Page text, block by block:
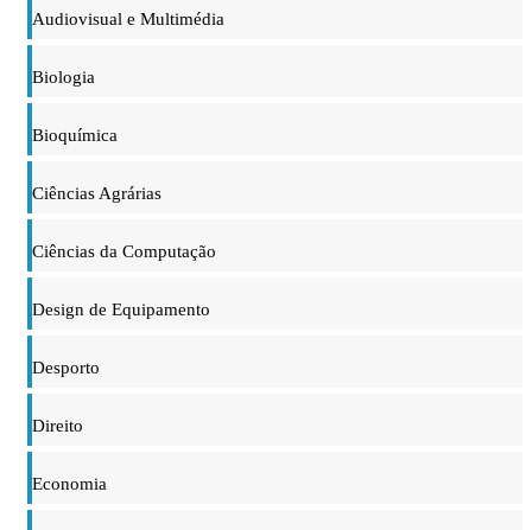
Audiovisual e Multimédia
Biologia
Bioquímica
Ciências Agrárias
Ciências da Computação
Design de Equipamento
Desporto
Direito
Economia